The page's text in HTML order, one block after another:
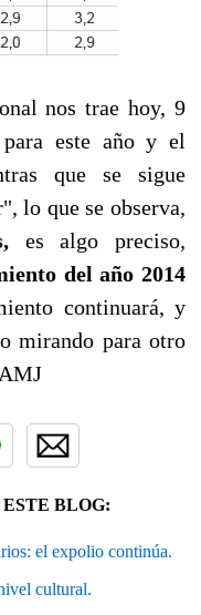
nos trae hoy, 9
este año y el
que se sigue
lo que se observa,
es algo preciso,
del año 2014
continuará, y
mirando para otro
BLOG:
el expolio continúa.
cultural.